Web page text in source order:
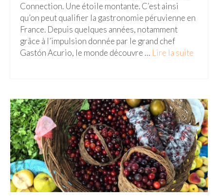
Cameron Highlands
Penang
Singapour
Hanoi
Hué
Mai Chau
Mu Cang Chai
Ninh Binh
Connection. Une étoile montante. C’est ainsi
qu’on peut qualifier la gastronomie péruvienne en
France. Depuis quelques années, notamment
grâce à l’impulsion donnée par le grand chef
Gastón Acurio, le monde découvre … Lire la suite­­